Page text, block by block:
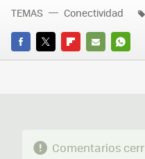
FACEBOOK
TWITTERFLIPBOARD
E-
TEMAS Conectividad
Comentarios